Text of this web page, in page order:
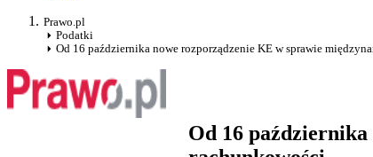
Prawo.pl
Podatki
Od 16 października nowe rozporządzenie KE w sprawie
Od 16